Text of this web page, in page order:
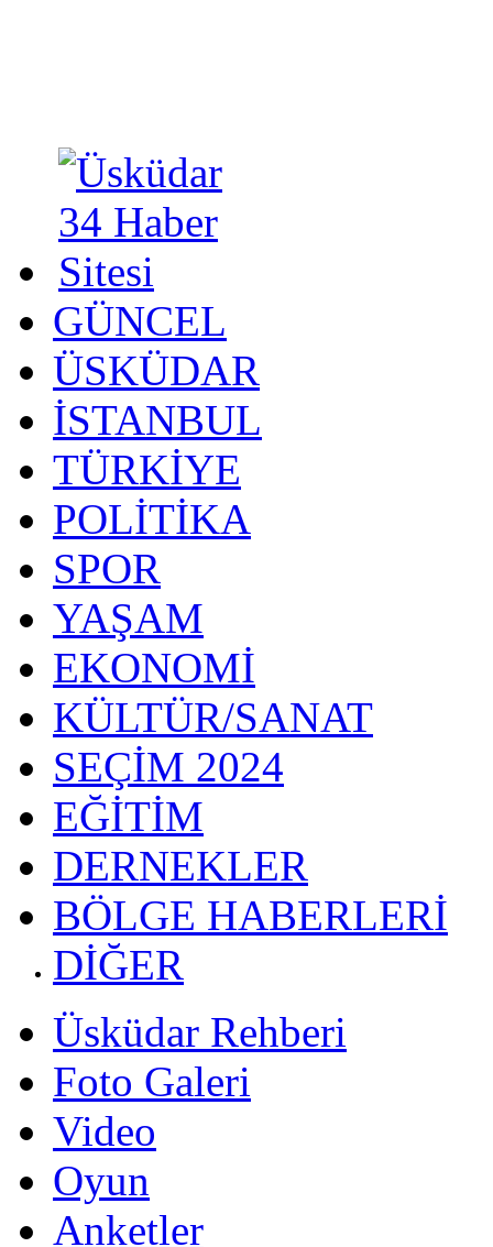
GÜNCEL
ÜSKÜDAR
İSTANBUL
TÜRKİYE
POLİTİKA
SPOR
YAŞAM
EKONOMİ
KÜLTÜR/SANAT
SEÇİM 2024
EĞİTİM
DERNEKLER
BÖLGE HABERLERİ
DİĞER
Üsküdar Rehberi
Foto Galeri
Video
Oyun
Anketler